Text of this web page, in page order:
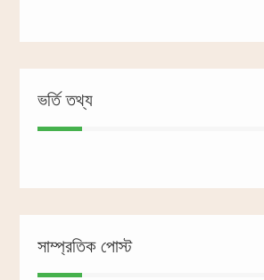
ভর্তি তথ্য
সাম্প্রতিক পোস্ট